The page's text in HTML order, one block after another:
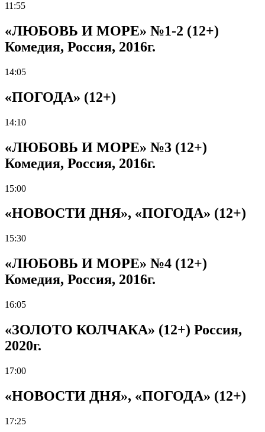
11:55
«ЛЮБОВЬ И МОРЕ» №1-2 (12+)
Комедия, Россия, 2016г.
14:05
«ПОГОДА» (12+)
14:10
«ЛЮБОВЬ И МОРЕ» №3 (12+)
Комедия, Россия, 2016г.
15:00
«НОВОСТИ ДНЯ», «ПОГОДА» (12+)
15:30
«ЛЮБОВЬ И МОРЕ» №4 (12+)
Комедия, Россия, 2016г.
16:05
«ЗОЛОТО КОЛЧАКА» (12+) Россия,
2020г.
17:00
«НОВОСТИ ДНЯ», «ПОГОДА» (12+)
17:25